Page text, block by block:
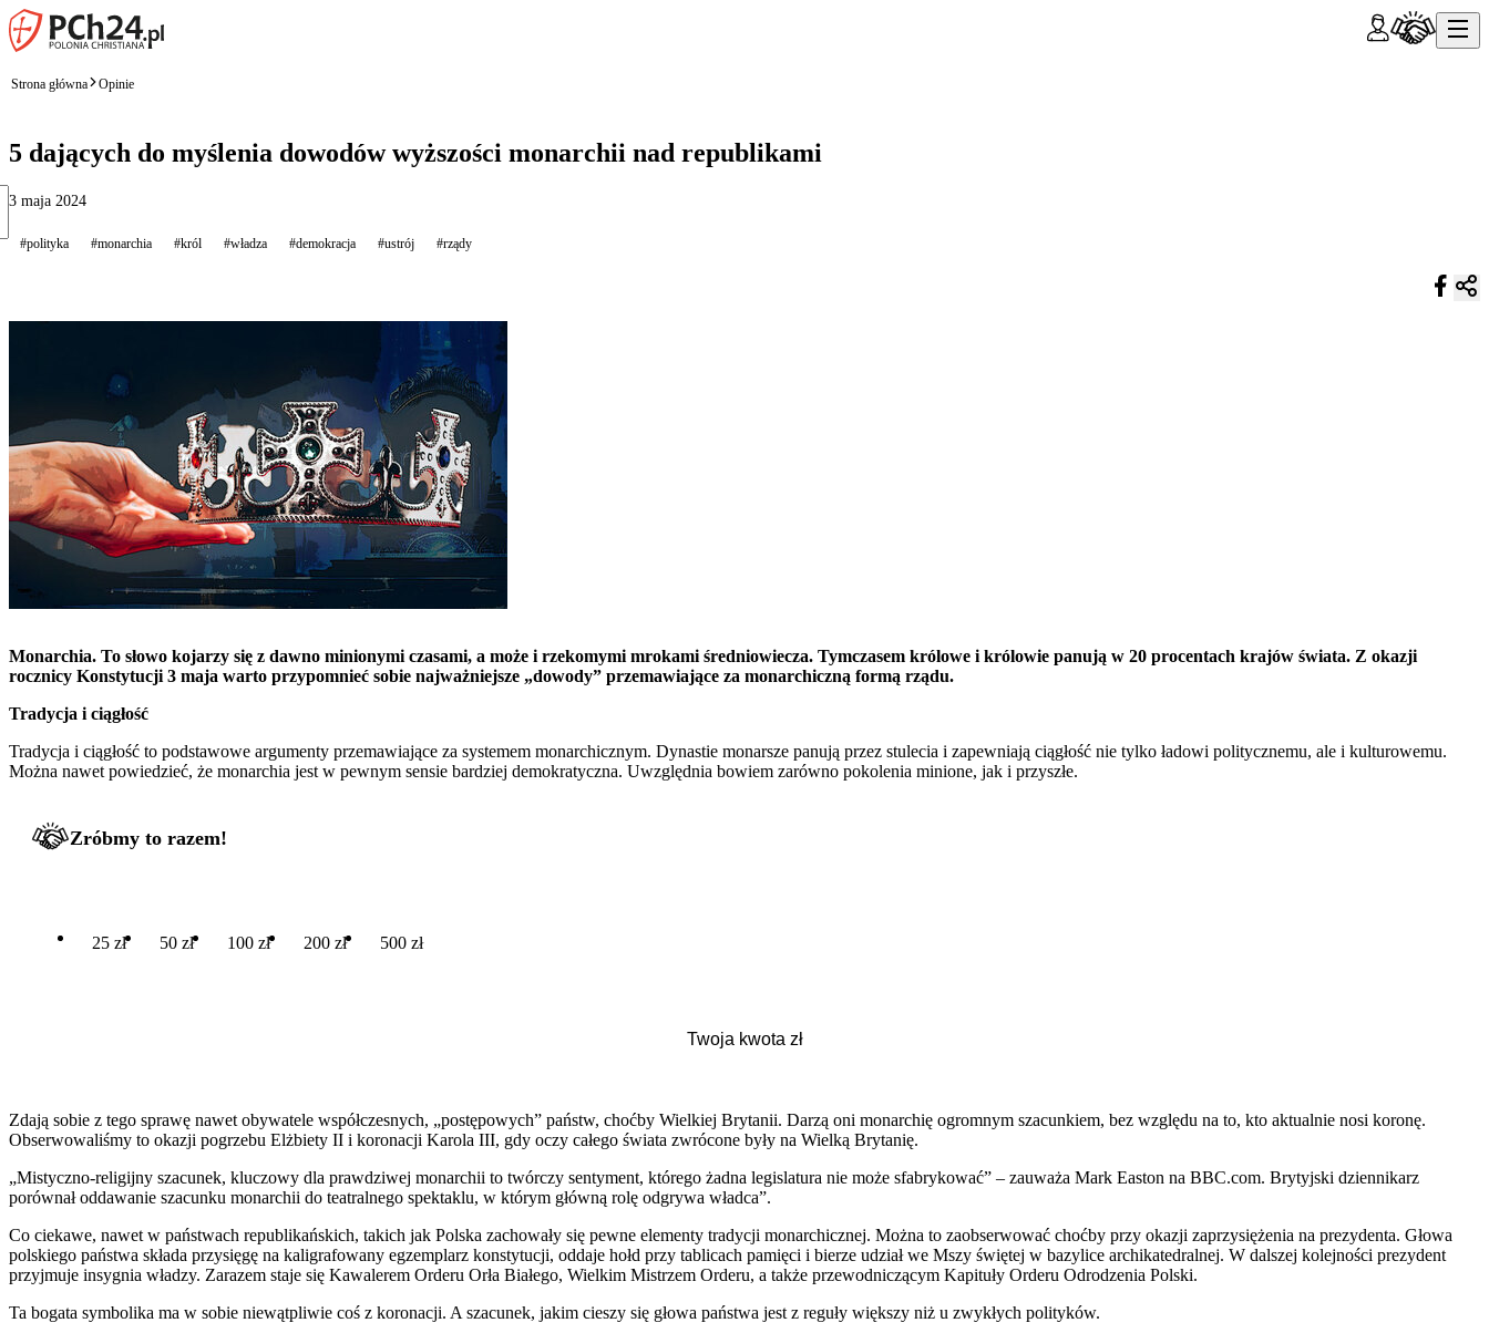
Strona główna Opinie
5 dających do myślenia dowodów wyższości monarchii nad republikami
3 maja 2024
#polityka #monarchia #król #władza #demokracja #ustrój #rządy
Monarchia. To słowo kojarzy się z dawno minionymi czasami, a może i rzekomymi mrokami średniowiecza. Tymczasem królowe i królowie panują w 20 procentach krajów świata. Z okazji
rocznicy Konstytucji 3 maja warto przypomnieć sobie najważniejsze „dowody” przemawiające za monarchiczną formą rządu.
Tradycja i ciągłość
Tradycja i ciągłość to podstawowe argumenty przemawiające za systemem monarchicznym. Dynastie monarsze panują przez stulecia i zapewniają ciągłość nie tylko ładowi politycznemu, ale i kulturowemu.
Można nawet powiedzieć, że monarchia jest w pewnym sensie bardziej demokratyczna. Uwzględnia bowiem zarówno pokolenia minione, jak i przyszłe.
Zróbmy to razem!
25 zł 50 zł 100 zł 200 zł 500 zł
Zdają sobie z tego sprawę nawet obywatele współczesnych, „postępowych” państw, choćby Wielkiej Brytanii. Darzą oni monarchię ogromnym szacunkiem, bez względu na to, kto aktualnie nosi koronę.
Obserwowaliśmy to okazji pogrzebu Elżbiety II i koronacji Karola III, gdy oczy całego świata zwrócone były na Wielką Brytanię.
„Mistyczno-religijny szacunek, kluczowy dla prawdziwej monarchii to twórczy sentyment, którego żadna legislatura nie może sfabrykować” – zauważa Mark Easton na BBC.com. Brytyjski dziennikarz
porównał oddawanie szacunku monarchii do teatralnego spektaklu, w którym główną rolę odgrywa władca”.
Co ciekawe, nawet w państwach republikańskich, takich jak Polska zachowały się pewne elementy tradycji monarchicznej. Można to zaobserwować choćby przy okazji zaprzysiężenia na prezydenta. Głowa
polskiego państwa składa przysięgę na kaligrafowany egzemplarz konstytucji, oddaje hołd przy tablicach pamięci i bierze udział we Mszy świętej w bazylice archikatedralnej. W dalszej kolejności prezydent
przyjmuje insygnia władzy. Zarazem staje się Kawalerem Orderu Orła Białego, Wielkim Mistrzem Orderu, a także przewodniczącym Kapituły Orderu Odrodzenia Polski.
Ta bogata symbolika ma w sobie niewątpliwie coś z koronacji. A szacunek, jakim cieszy się głowa państwa jest z reguły większy niż u zwykłych polityków.